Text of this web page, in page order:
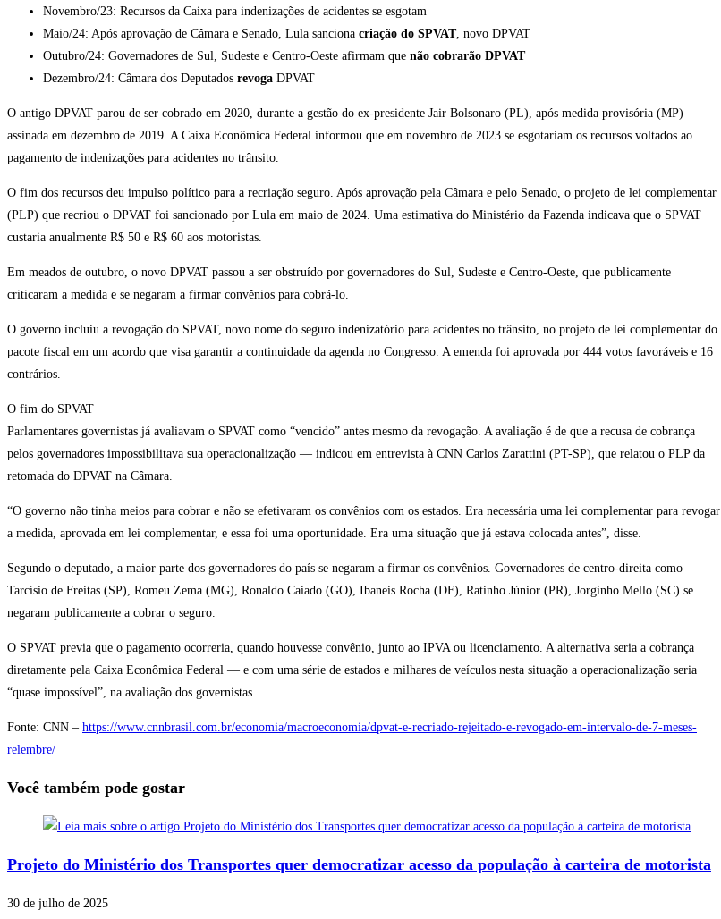
Novembro/23: Recursos da Caixa para indenizações de acidentes se esgotam
Maio/24: Após aprovação de Câmara e Senado, Lula sanciona criação do SPVAT, novo DPVAT
Outubro/24: Governadores de Sul, Sudeste e Centro-Oeste afirmam que não cobrarão DPVAT
Dezembro/24: Câmara dos Deputados revoga DPVAT
O antigo DPVAT parou de ser cobrado em 2020, durante a gestão do ex-presidente Jair Bolsonaro (PL), após medida provisória (MP)
assinada em dezembro de 2019. A Caixa Econômica Federal informou que em novembro de 2023 se esgotariam os recursos voltados ao
pagamento de indenizações para acidentes no trânsito.
O fim dos recursos deu impulso político para a recriação seguro. Após aprovação pela Câmara e pelo Senado, o projeto de lei complementar
(PLP) que recriou o DPVAT foi sancionado por Lula em maio de 2024. Uma estimativa do Ministério da Fazenda indicava que o SPVAT
custaria anualmente R$ 50 e R$ 60 aos motoristas.
Em meados de outubro, o novo DPVAT passou a ser obstruído por governadores do Sul, Sudeste e Centro-Oeste, que publicamente
criticaram a medida e se negaram a firmar convênios para cobrá-lo.
O governo incluiu a revogação do SPVAT, novo nome do seguro indenizatório para acidentes no trânsito, no projeto de lei complementar do
pacote fiscal em um acordo que visa garantir a continuidade da agenda no Congresso. A emenda foi aprovada por 444 votos favoráveis e 16
contrários.
O fim do SPVAT
Parlamentares governistas já avaliavam o SPVAT como “vencido” antes mesmo da revogação. A avaliação é de que a recusa de cobrança
pelos governadores impossibilitava sua operacionalização — indicou em entrevista à CNN Carlos Zarattini (PT-SP), que relatou o PLP da
retomada do DPVAT na Câmara.
“O governo não tinha meios para cobrar e não se efetivaram os convênios com os estados. Era necessária uma lei complementar para revogar
a medida, aprovada em lei complementar, e essa foi uma oportunidade. Era uma situação que já estava colocada antes”, disse.
Segundo o deputado, a maior parte dos governadores do país se negaram a firmar os convênios. Governadores de centro-direita como
Tarcísio de Freitas (SP), Romeu Zema (MG), Ronaldo Caiado (GO), Ibaneis Rocha (DF), Ratinho Júnior (PR), Jorginho Mello (SC) se
negaram publicamente a cobrar o seguro.
O SPVAT previa que o pagamento ocorreria, quando houvesse convênio, junto ao IPVA ou licenciamento. A alternativa seria a cobrança
diretamente pela Caixa Econômica Federal — e com uma série de estados e milhares de veículos nesta situação a operacionalização seria
“quase impossível”, na avaliação dos governistas.
Fonte: CNN – https://www.cnnbrasil.com.br/economia/macroeconomia/dpvat-e-recriado-rejeitado-e-revogado-em-intervalo-de-7-meses-
relembre/
Você também pode gostar
Projeto do Ministério dos Transportes quer democratizar acesso da população à carteira de motorista
30 de julho de 2025